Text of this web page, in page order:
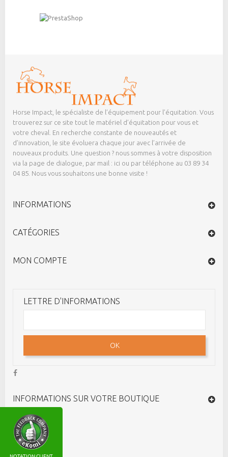
Horse Impact, le spécialiste de l’équipement pour l’équitation. Vous
trouverez sur ce site tout le matériel d’équitation pour vous et
votre cheval. En recherche constante de nouveautés et
d’innovation, le site évoluera chaque jour avec l’arrivée de
nouveaux produits. Une question ? nous sommes à votre disposition
via la page de dialogue, par mail : ici ou par téléphone au 03 89 34
04 85. Nous vous souhaitons une bonne visite !
INFORMATIONS
CATÉGORIES
MON COMPTE
LETTRE D'INFORMATIONS
OK
INFORMATIONS SUR VOTRE BOUTIQUE